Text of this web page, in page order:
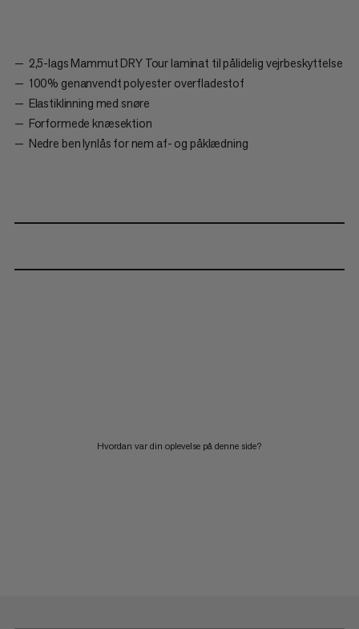
2,5-lags Mammut DRY Tour laminat til pålidelig vejrbeskyttelse
100% genanvendt polyester overfladestof
Elastiklinning med snøre
Forformede knæsektion
Nedre ben lynlås for nem af- og påklædning
Hvordan var din oplevelse på denne side?